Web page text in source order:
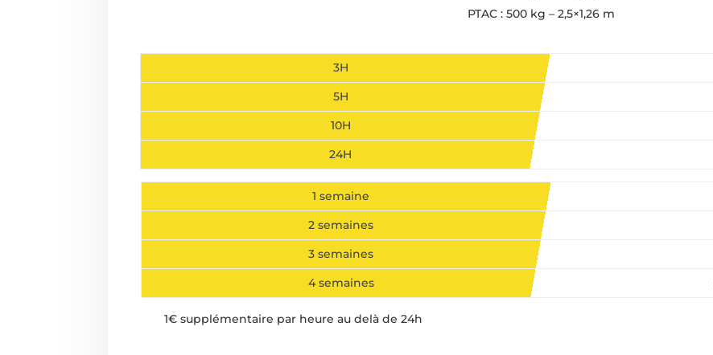
PTAC : 500 kg – 2,5×1,26 m
3H
5H
10H
24H
1 semaine
2 semaines
3 semaines
4 semaines
1€ supplémentaire par heure au delà de 24h